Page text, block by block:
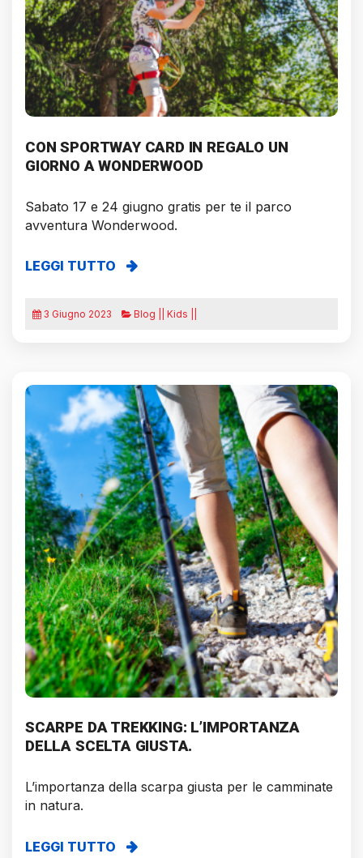
CON SPORTWAY CARD IN REGALO UN
GIORNO A WONDERWOOD
Sabato 17 e 24 giugno gratis per te il parco
avventura Wonderwood.
LEGGI TUTTO
3 Giugno 2023 Blog || Kids ||
SCARPE DA TREKKING: L’IMPORTANZA
DELLA SCELTA GIUSTA.
L’importanza della scarpa giusta per le camminate
in natura.
LEGGI TUTTO